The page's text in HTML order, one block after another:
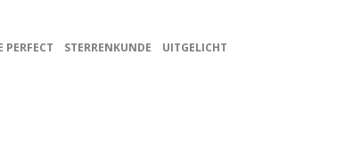
PERFECT STERRENKUNDE UITGELICHT